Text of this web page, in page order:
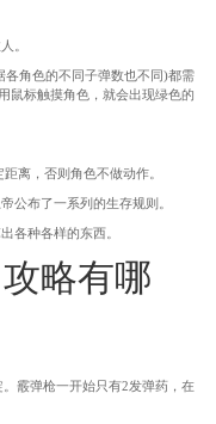
。
角色的不同子弹数也不同)都需
鼠标触摸角色，就会出现绿色的
离，否则角色不做动作。
公布了一系列的生存规则。
各种各样的东西。
略有哪
霰弹枪一开始只有2发弹药，在